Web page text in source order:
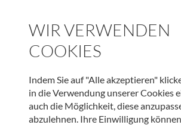
SCHLAGWORTE
EHRENAMT
FREIWIILIGEN MESSE
GESELLSCHAFT
TIROL
WIR VERWENDEN
COOKIES
Indem Sie auf "Alle akzeptieren"
in die Verwendung unserer Cookies
auch die Möglichkeit, diese
abzulehnen. Ihre Einwilligung